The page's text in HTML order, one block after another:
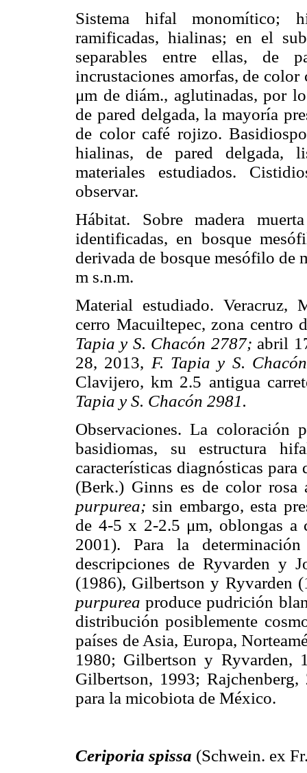
Sistema hifal monomítico;
ramificadas, hialinas; en el
separables entre ellas, de
incrustaciones amorfas, de
μm de diám., aglutinadas, por
de pared delgada, la mayoría
de color café rojizo.
hialinas, de pared delgada,
materiales estudiados.
observar.
Hábitat. Sobre madera
identificadas, en bosque
derivada de bosque mesófilo de
m s.n.m.
Material estudiado. Veracruz,
cerro Macuiltepec, zona
Tapia y S. Chacón 2787; abril
28, 2013, F. Tapia y S.
Clavijero, km 2.5 antigua
Tapia y S. Chacón 2981.
Observaciones. La coloración
basidiomas, su estructura
características diagnósticas para
(Berk.) Ginns es de color
purpurea; sin embargo, esta
de 4-5 x 2-2.5 μm, oblongas a
2001). Para la
descripciones de Ryvarden y
(1986), Gilbertson y Ryvarden
purpurea produce pudrición
distribución posiblemente
países de Asia, Europa,
1980; Gilbertson y Ryvarden,
Gilbertson, 1993;
para la micobiota de México.
Ceriporia spissa (Schwein. ex